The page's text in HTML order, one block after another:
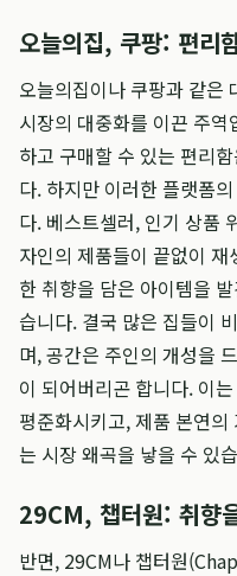
오늘의집, 쿠팡: 편리
오늘의집이나 쿠팡과 같은
시장의 대중화를 이끈 주
하고 구매할 수 있는 편리
다. 하지만 이러한 플랫폼
다. 베스트셀러, 인기 상품
자인의 제품들이 끝없이
한 취향을 담은 아이템을
습니다. 결국 많은 집들이
며, 공간은 주인의 개성을
이 되어버리곤 합니다. 이
평준화시키고, 제품 본연
는 시장 왜곡을 낳을 수 있
29CM, 챕터원: 취향
반면, 29CM나 챕터원